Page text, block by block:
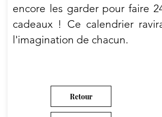
encore les garder pour faire 24
cadeaux ! Ce calendrier ravira
l'imagination de chacun.
Retour